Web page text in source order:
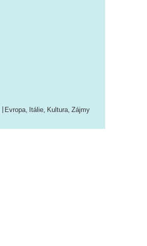
Evropa, Itálie, Kultura, Zájmy